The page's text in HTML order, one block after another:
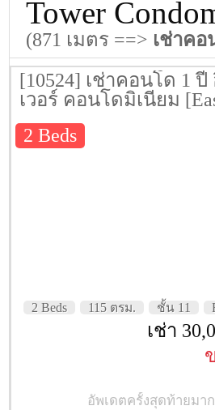
Tower
(871 เมตร ==> เช่าค
[10524] เช่าคอนโด 1
เวอร์ คอนโดมิเนียม
Condominium] 115 ตรม
2 Beds
2 Beds 115 ตรม. ชั้น 11
เช่า
อัพเดตครั้งสุดท้ายมา